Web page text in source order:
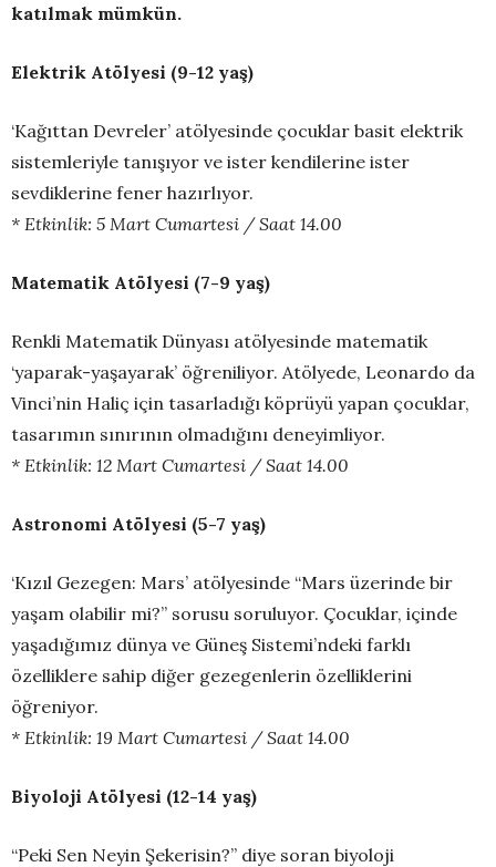
katılmak mümkün.
Elektrik Atölyesi (9-12 yaş)
‘Kağıttan Devreler’ atölyesinde çocuklar basit elektrik
sistemleriyle tanışıyor ve ister kendilerine ister
sevdiklerine fener hazırlıyor.
* Etkinlik: 5 Mart Cumartesi / Saat 14.00
Matematik Atölyesi (7-9 yaş)
Renkli Matematik Dünyası atölyesinde matematik
‘yaparak-yaşayarak’ öğreniliyor. Atölyede, Leonardo da
Vinci’nin Haliç için tasarladığı köprüyü yapan çocuklar,
tasarımın sınırının olmadığını deneyimliyor.
* Etkinlik: 12 Mart Cumartesi / Saat 14.00
Astronomi Atölyesi (5-7 yaş)
‘Kızıl Gezegen: Mars’ atölyesinde “Mars üzerinde bir
yaşam olabilir mi?” sorusu soruluyor. Çocuklar, içinde
yaşadığımız dünya ve Güneş Sistemi’ndeki farklı
özelliklere sahip diğer gezegenlerin özelliklerini
öğreniyor.
* Etkinlik: 19 Mart Cumartesi / Saat 14.00
Biyoloji Atölyesi (12-14 yaş)
“Peki Sen Neyin Şekerisin?” diye soran biyoloji